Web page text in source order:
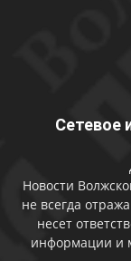
Сетевое
Новости
не всегда
несет
информации и